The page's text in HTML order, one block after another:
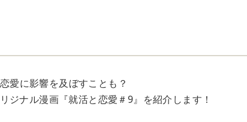
愛に影響を及ぼすことも？
ジナル漫画『就活と恋愛＃9』を紹介します！